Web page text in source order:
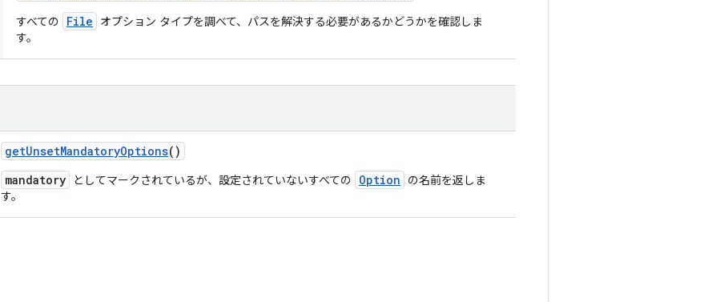
すべての File
オプション タイプを調べて、パスを解決する必要があるかどうかを確認しま
す。
getUnsetMandatoryOptions()
mandatory
としてマークされているが、設定されていないすべての Option
の名前を返しま
す。